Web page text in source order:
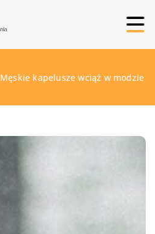
Męskie kapelusze wciąż w modzie